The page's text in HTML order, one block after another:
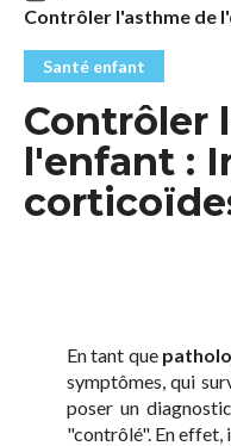
Contrôler l'asthme de
Santé enfant
Contrôler
l'enfant :
En tant que
symptômes, qui
poser un
"contrôlé". En